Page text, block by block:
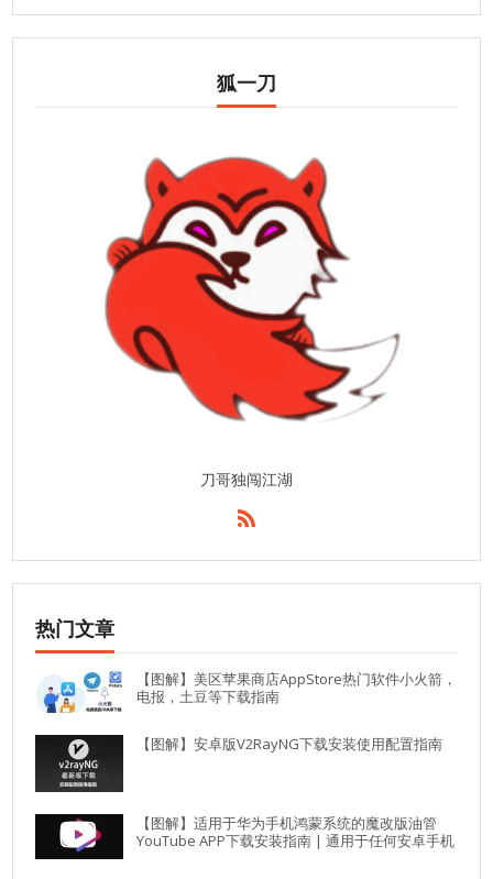
狐一刀
刀哥独闯江湖
热门文章
【图解】美区苹果商店AppStore热门软件小火箭，
电报，土豆等下载指南
【图解】安卓版V2RayNG下载安装使用配置指南
【图解】适用于华为手机鸿蒙系统的魔改版油管
YouTube APP下载安装指南 | 通用于任何安卓手机